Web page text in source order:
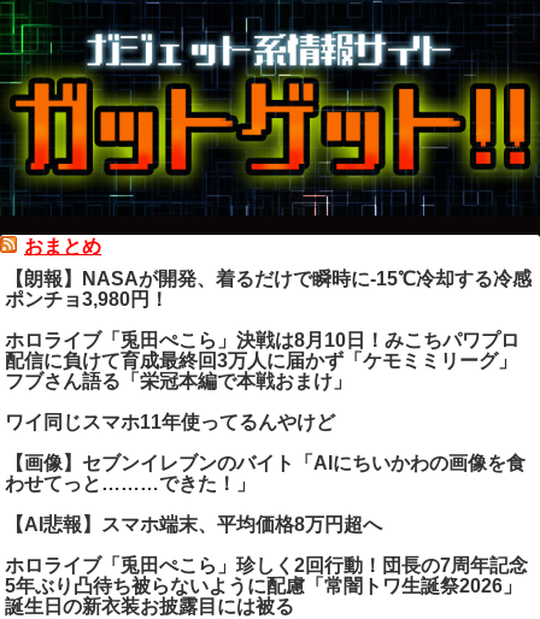
おまとめ
【朗報】NASAが開発、着るだけで瞬時に-15℃冷却する冷感
ポンチョ3,980円！
ホロライブ「兎田ぺこら」決戦は8月10日！みこちパワプロ
配信に負けて育成最終回3万人に届かず「ケモミミリーグ」
フブさん語る「栄冠本編で本戦おまけ」
ワイ同じスマホ11年使ってるんやけど
【画像】セブンイレブンのバイト「AIにちいかわの画像を食
わせてっと………できた！」
【AI悲報】スマホ端末、平均価格8万円超へ
ホロライブ「兎田ぺこら」珍しく2回行動！団長の7周年記念
5年ぶり凸待ち被らないように配慮「常闇トワ生誕祭2026」
誕生日の新衣装お披露目には被る